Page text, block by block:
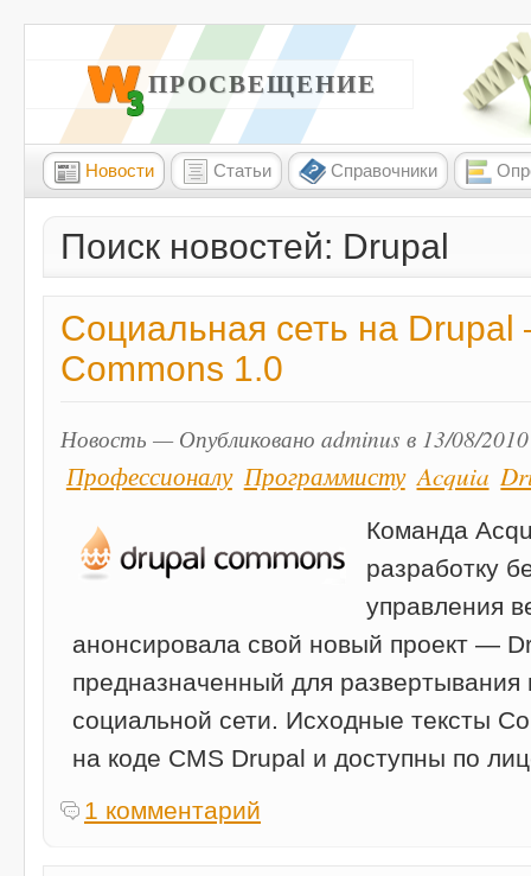
W3 ПРОСВЕЩЕНИЕ
Новости Статьи Справочники
Поиск новостей: Drupal
Социальная сеть на
Commons 1.0
Новость — Опубликовано adminus в 13/08/
Профессионалу Программисту Acquia
Команда
разработку
управления
анонсировала свой новый проект —
предназначенный для развертывания
социальной сети. Исходные тексты
на коде CMS Drupal и доступны по
1 комментарий